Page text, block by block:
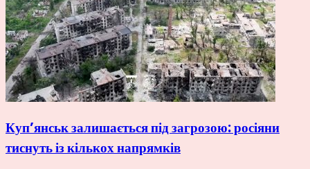
Куп’янськ залишається під загрозою: росіяни
тиснуть із кількох напрямків